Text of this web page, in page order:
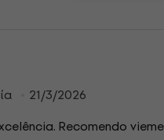
21/3/2026
Recomendo